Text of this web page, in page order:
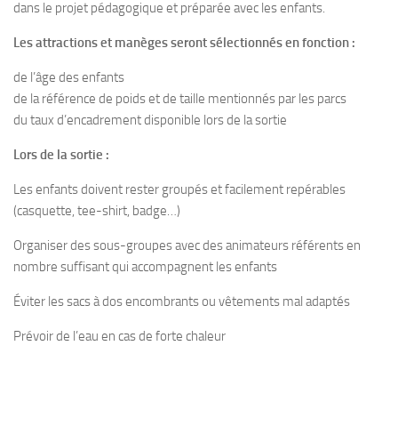
dans le projet pédagogique et préparée avec les enfants.
Les attractions et manèges seront sélectionnés en fonction :
de l’âge des enfants
de la référence de poids et de taille mentionnés par les parcs
du taux d’encadrement disponible lors de la sortie
Lors de la sortie :
Les enfants doivent rester groupés et facilement repérables
(casquette, tee-shirt, badge…)
Organiser des sous-groupes avec des animateurs référents en
nombre suffisant qui accompagnent les enfants
Éviter les sacs à dos encombrants ou vêtements mal adaptés
Prévoir de l’eau en cas de forte chaleur